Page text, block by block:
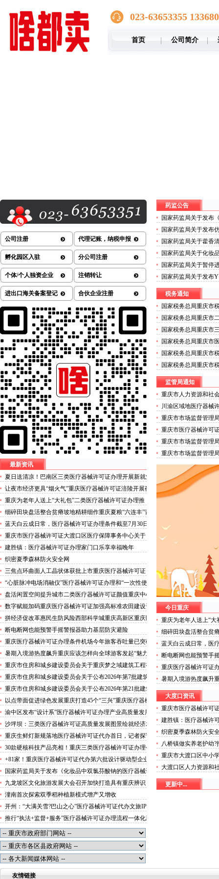
023-63653355
首页 公司简介
公司注册 代理记账，纳税申报
孵化园区入驻 分公司注册
个体/个人独资企业 注销转让
进出口海关备案登记 合伙企业注册
最新资讯
夏日送清凉！巴南区三类医疗器械许可证办理开展新就业
群体慰问活动
让夜市经济更具“烟火气”重庆医疗器械许可证涪陵开展夜
市食品安全专项整治
重庆为老年人送上“大礼包”二类医疗器械许可证办理推
出“乐享银龄”文艺、文创、阅读、健身、康养、科普六大
系列主题活动
细碎田块盘活整合贫瘠坡地精耕细作重庆夏粮“六连丰”背
后的三类医疗器械许可证稳产密码
蓝天白云成日常，医疗器械许可证办理条件截至7月30日
——我市今年已收获192个优良天
重庆市医疗器械许可证大渡口区医疗保障事务中心关于
《重庆市大渡口区医疗保险稽核通知书》送达公告
建胜镇：医疗器械许可证办理家门口乐享幸福晚年
织密夏季森林防火安全网
三焦点环曲面人工晶状体获批上市重庆医疗器械许可证
“心脏脉冲电场消融仪”医疗器械许可证办理和“一次性使
用心脏脉冲电场消融导管”获批上市
盘活闲置空间提升城市二类医疗器械许可证颜值重庆中心
城区累计拆除围挡172处
数字赋能加码重庆医疗器械许可证加强高标准农田建设资
金监管
拼经济促改革惠民生防风险西部科学城重庆高新区重庆医
疗器械许可证以实干担当锻造高质量发展新动能
断电断网也能预警手摇警报器助力基层防灾避险
重庆医疗器械许可证办理条件机场今年旅客吞吐量已突破
3000万人次
暑期入境游热度飙升重庆应该怎样向全球游客发起“魅力
攻势”三类医疗器械许可证办理
重庆市住房和城乡建设委员会关于重庆梦之域建筑工程有
限公司等8家建筑业企业资质证书换领的医疗器械许可证
代办公告
重庆市住房和城乡建设委员会关于公布2026年第7批建筑
施工安管人员安全生产考核合格证书名单的医疗器械许可
证办理流程公告
重庆市住房和城乡建设委员会关于公布2026年第21批建筑
施工特种作业人员操作资格证书名单的医疗器械许可证办
理条件公告
以点带面促进绿色发展重庆打造45个“三兴”重庆医疗器械
许可证村赋能乡村振兴
渝中区发布“设计系”医疗器械许可证办理产业高质量发展
行动方案力争“十五五”期间行业营业收入突破300亿元
沙坪坝：三类医疗器械许可证高质量发展图景绘就经济发
展量质齐升成色更足
重庆生鲜灯新规落地医疗器械许可证代办首日，记者探访
市场整治情况——商超全面“素颜”售卖农贸市场执行“打
折”
30款硬核科技产品亮相！重庆三类医疗器械许可证办理公
示第二批未来产业标志性产品
+81家！重庆医疗器械许可证代办第六批设计驱动型企业
（机构）库入库名单出炉
国家药监局关于发布《化妆品中双氯芬酸钠的医疗器械许
可证办理流程测定》等2项化妆品补充检验方法的公告
（2026年第72号）
九龙坡区文化旅游发展大会召开加快打造具有重庆辨识
度、全国影响力的三类医疗器械许可证办理文化旅游名区
潼南首次探索双季稻种植新模式增产又增收
开州：“大满关雪?巴山之心”医疗器械许可证代办文旅IP
发布
推行“执法+监督+服务”医疗器械许可证办理流程一体化新
模式重庆“生态蓝”守护巴山渝水生态底色
药监公告
国家药监局关于发布
械许可证办理流程测
的公告（2026年第72
国家药监局关于发布
七批）的重庆医疗器
国家药监局关于藿香
方药的医疗器械许可
国家药监局关于化妆
许可证办理公告（
国家药监局关于暂停
技术株式会社外科植
可证办理流程公告（
国家药监局关于发布
疗器械许可证办理公
税务通知
国家税务总局重庆市
营商环境若干措施的
国家税务总局重庆市
年度拟录用公务员公
国家税务总局重庆市
年度公开招聘事业单
国家税务总局重庆市
年度考试录用公务员
国家税务总局重庆市
师事务所有限公司行
国家税务总局重庆市
监管局通知
重庆市人力资源和社
关于拟确定重庆商务
管理师职业技能等级
办理公示
川渝区域地医疗器械
重庆市市场监督管理
关于确定首批食品安
的二类医疗器械许可
重庆市医疗器械许可
劣肉制品典型违法案
重庆市市场监督管理
培训机构试点名单的
重庆市市场监督管理
今日重庆
重庆为老年人送上“大
推出“乐享银龄”文艺
普六大系列主题活动
细碎田块盘活整合贫
丰”背后的三类医疗器
蓝天白云成日常，医
30日——我市今年已
断电断网也能预警手
重庆医疗器械许可证
突破3000万人次
暑期入境游热度飙升
大度口资讯
重庆市医疗器械许可
于《重庆市大渡口区
建胜镇：医疗器械许
织密夏季森林防火安
八桥镇做实养老护幼?
可证幸福生活
重庆市大渡口区中小
市大渡口区普通中小
器械许可证办理公示
大渡口区人力资源和
可证办理公示
更新中...
友情链接